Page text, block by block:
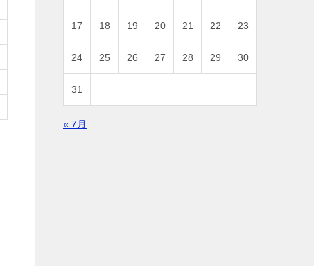
17 18 19 20 21 22 23
24 25 26 27 28 29 30
31
« 7月